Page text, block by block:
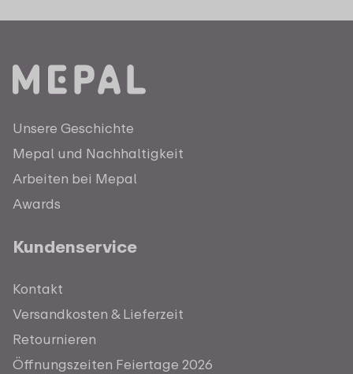
Unsere Geschichte
Mepal und Nachhaltigkeit
Arbeiten bei Mepal
Awards
Kundenservice
Kontakt
Versandkosten & Lieferzeit
Retournieren
Öffnungszeiten Feiertage 2026